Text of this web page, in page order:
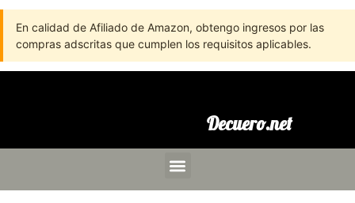
En calidad de Afiliado de Amazon, obtengo ingresos por las
compras adscritas que cumplen los requisitos aplicables.
Decuero.net